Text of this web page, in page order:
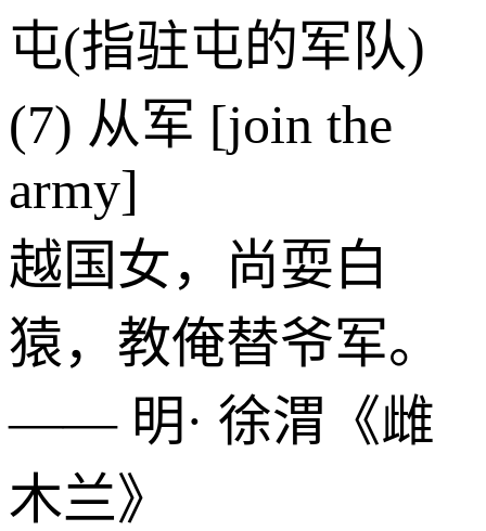
屯(指驻屯的军队)
(7) 从军 [join the
army]
越国女，尚耍白
猿，教俺替爷军。
—— 明· 徐渭《雌
木兰》